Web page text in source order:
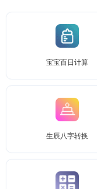
宝宝百日计算
生辰八字转换